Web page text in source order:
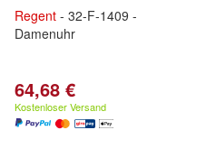
Regent - 32-F-1409 -
Damenuhr
64,68 €
Kostenloser Versand